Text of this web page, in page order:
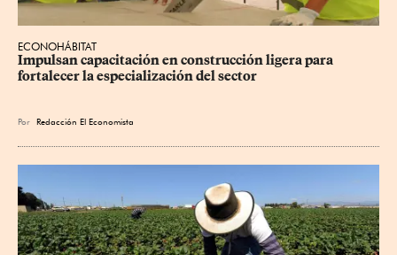
ECONOHÁBITAT
Impulsan capacitación en construcción ligera para
fortalecer la especialización del sector
Por Redacción El Economista